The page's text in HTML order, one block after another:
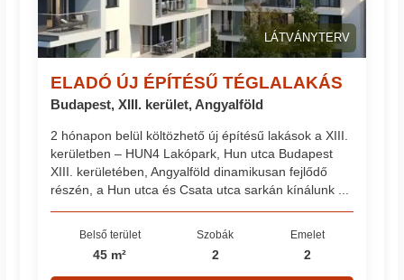
LÁTVÁNYTERV
ELADÓ ÚJ ÉPÍTÉSŰ TÉGLALAKÁS
Budapest, XIII. kerület, Angyalföld
2 hónapon belül költözhető új építésű lakások a XIII.
kerületben – HUN4 Lakópark, Hun utca Budapest
XIII. kerületében, Angyalföld dinamikusan fejlődő
részén, a Hun utca és Csata utca sarkán kínálunk ...
Belső terület
45 m²
Szobák
2
Emelet
2